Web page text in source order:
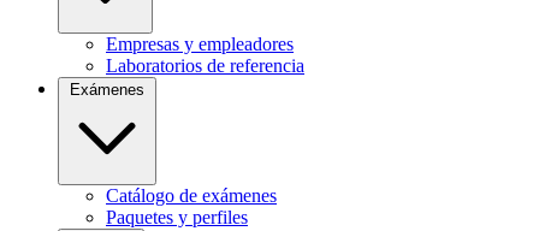
Empresas y empleadores
Laboratorios de referencia
Catálogo de exámenes
Paquetes y perfiles